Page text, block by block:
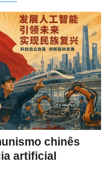
chinês
artificial